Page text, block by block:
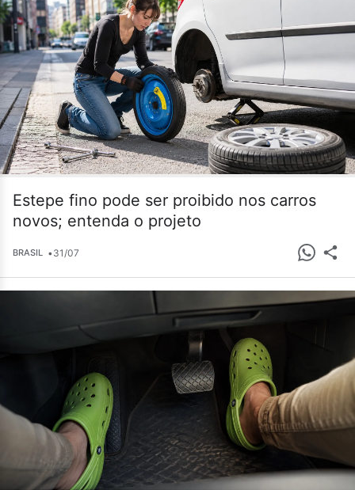
Estepe fino pode ser proibido nos carros
novos; entenda o projeto
BRASIL •31/07